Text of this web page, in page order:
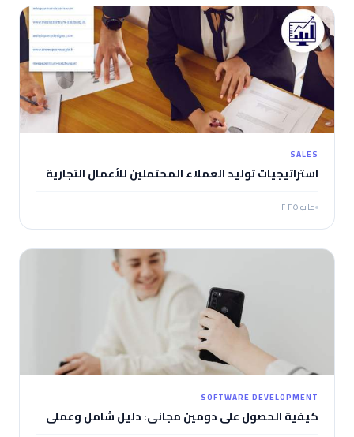
SALES
استراتيجيات توليد العملاء المحتملين للأعمال التجارية
مايو ٢٠٢٥
SOFTWARE DEVELOPMENT
كيفية الحصول على دومين مجاني: دليل شامل وعملي